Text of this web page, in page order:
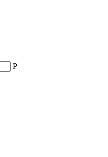
Р